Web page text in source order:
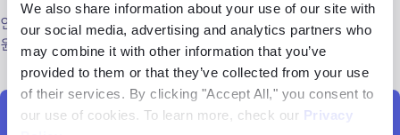
We also share information about your use of our site with
our social media, advertising and analytics partners who
may combine it with other information that you’ve
provided to them or that they’ve collected from your use
of their services. By clicking "Accept All," you consent to
our use of cookies. To learn more, check our Privacy
연간 구독을 구매하면 20% 할인을 받을 수 있으며, 개별 제안을
원하시면 이메일(contact@lenso.ai)로 문의하세요.